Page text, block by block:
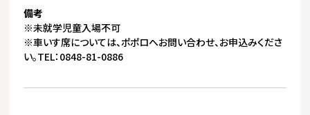
備考
※未就学児童入場不可
※車いす席については、ポポロへお問い合わせ、お申込みくださ
い。TEL：0848-81-0886